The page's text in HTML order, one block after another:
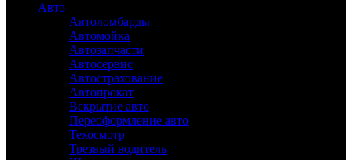
Авто
Автоломбарды
Автомойка
Автозапчасти
Автосервис
Автострахование
Автопрокат
Вскрытие авто
Переоформление авто
Техосмотр
Трезвый водитель